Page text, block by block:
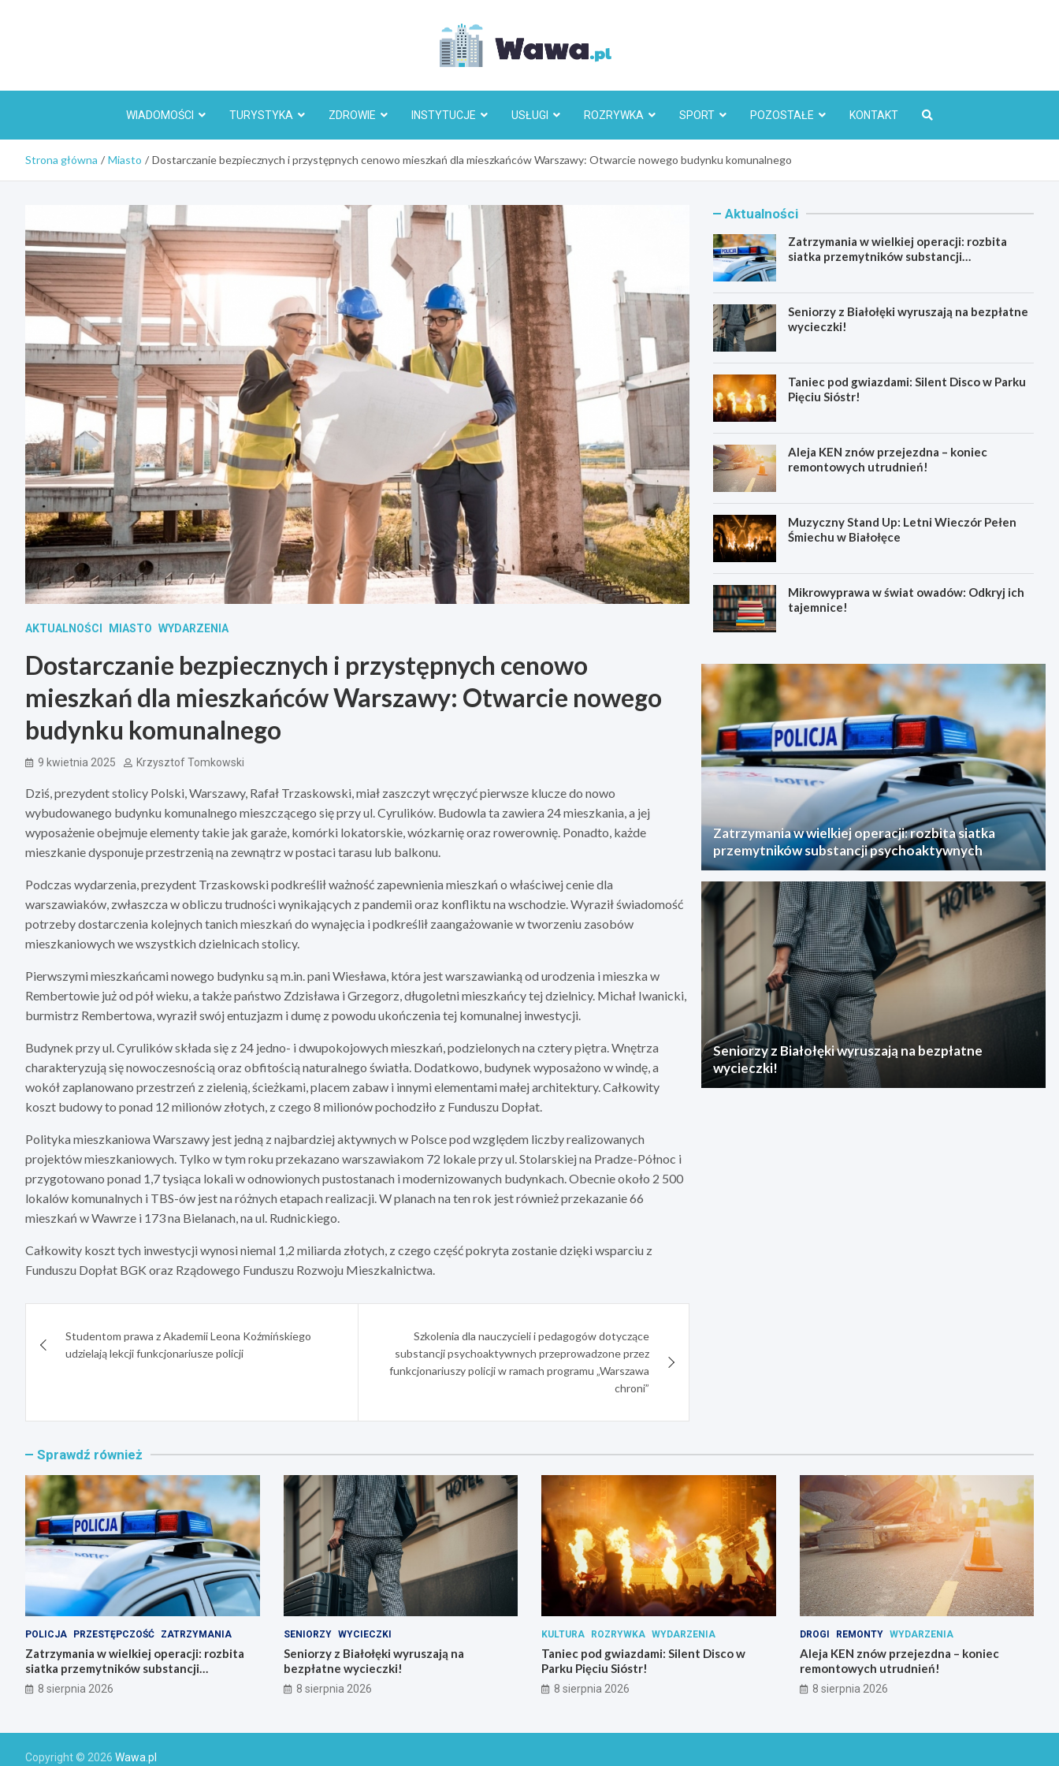
WIADOMOŚCI TURYSTYKA ZDROWIE INSTYTUCJE USŁUGI ROZRYWKA SPORT POZOSTAŁE KONTAKT
Strona główna Miasto Dostarczanie bezpiecznych i przystępnych cenowo mieszkań dla mieszkańców Warszawy: Otwarcie nowego budynku komunalnego
AKTUALNOŚCI MIASTO WYDARZENIA
Dostarczanie bezpiecznych i przystępnych cenowo
mieszkań dla mieszkańców Warszawy: Otwarcie nowego
budynku komunalnego
9 kwietnia 2025 Krzysztof Tomkowski
Dziś, prezydent stolicy Polski, Warszawy, Rafał Trzaskowski, miał zaszczyt wręczyć pierwsze klucze do nowo
wybudowanego budynku komunalnego mieszczącego się przy ul. Cyrulików. Budowla ta zawiera 24 mieszkania, a jej
wyposażenie obejmuje elementy takie jak garaże, komórki lokatorskie, wózkarnię oraz rowerownię. Ponadto, każde
mieszkanie dysponuje przestrzenią na zewnątrz w postaci tarasu lub balkonu.
Podczas wydarzenia, prezydent Trzaskowski podkreślił ważność zapewnienia mieszkań o właściwej cenie dla
warszawiaków, zwłaszcza w obliczu trudności wynikających z pandemii oraz konfliktu na wschodzie. Wyraził świadomość
potrzeby dostarczenia kolejnych tanich mieszkań do wynajęcia i podkreślił zaangażowanie w tworzeniu zasobów
mieszkaniowych we wszystkich dzielnicach stolicy.
Pierwszymi mieszkańcami nowego budynku są m.in. pani Wiesława, która jest warszawianką od urodzenia i mieszka w
Rembertowie już od pół wieku, a także państwo Zdzisława i Grzegorz, długoletni mieszkańcy tej dzielnicy. Michał Iwanicki,
burmistrz Rembertowa, wyraził swój entuzjazm i dumę z powodu ukończenia tej komunalnej inwestycji.
Budynek przy ul. Cyrulików składa się z 24 jedno- i dwupokojowych mieszkań, podzielonych na cztery piętra. Wnętrza
charakteryzują się nowoczesnością oraz obfitością naturalnego światła. Dodatkowo, budynek wyposażono w windę, a
wokół zaplanowano przestrzeń z zielenią, ścieżkami, placem zabaw i innymi elementami małej architektury. Całkowity
koszt budowy to ponad 12 milionów złotych, z czego 8 milionów pochodziło z Funduszu Dopłat.
Polityka mieszkaniowa Warszawy jest jedną z najbardziej aktywnych w Polsce pod względem liczby realizowanych
projektów mieszkaniowych. Tylko w tym roku przekazano warszawiakom 72 lokale przy ul. Stolarskiej na Pradze-Północ i
przygotowano ponad 1,7 tysiąca lokali w odnowionych pustostanach i modernizowanych budynkach. Obecnie około 2 500
lokalów komunalnych i TBS-ów jest na różnych etapach realizacji. W planach na ten rok jest również przekazanie 66
mieszkań w Wawrze i 173 na Bielanach, na ul. Rudnickiego.
Całkowity koszt tych inwestycji wynosi niemal 1,2 miliarda złotych, z czego część pokryta zostanie dzięki wsparciu z
Funduszu Dopłat BGK oraz Rządowego Funduszu Rozwoju Mieszkalnictwa.
wpisuStudentom prawa z Akademii Leona Koźmińskiego
udzielają lekcji funkcjonariusze policji
Szkolenia dla nauczycieli i pedagogów dotyczące
substancji psychoaktywnych przeprowadzone przez
funkcjonariuszy policji w ramach programu „Warszawa
chroni”
Aktualności
Zatrzymania w wielkiej operacji: rozbita
siatka przemytników substancji
Seniorzy z Białołęki wyruszają na bezpłatne
wycieczki!
Taniec pod gwiazdami: Silent Disco w Parku
Pięciu Sióstr!
Aleja KEN znów przejezdna – koniec
remontowych utrudnień!
Muzyczny Stand Up: Letni Wieczór Pełen
Śmiechu w Białołęce
Mikrowyprawa w świat owadów: Odkryj ich
tajemnice!
Zatrzymania w wielkiej operacji: rozbita siatka
przemytników substancji psychoaktywnych
Seniorzy z Białołęki wyruszają na bezpłatne
wycieczki!
Sprawdź również
POLICJA PRZESTĘPCZOŚĆ ZATRZYMANIA
Zatrzymania w wielkiej operacji: rozbita
siatka przemytników substancji
psychoaktywnych
8 sierpnia 2026
SENIORZY WYCIECZKI
Seniorzy z Białołęki wyruszają na
bezpłatne wycieczki!
8 sierpnia 2026
KULTURA ROZRYWKA WYDARZENIA
Taniec pod gwiazdami: Silent Disco w
Parku Pięciu Sióstr!
8 sierpnia 2026
DROGI REMONTY WYDARZENIA
Aleja KEN znów przejezdna – koniec
remontowych utrudnień!
8 sierpnia 2026
Copyright © 2026 Wawa.pl